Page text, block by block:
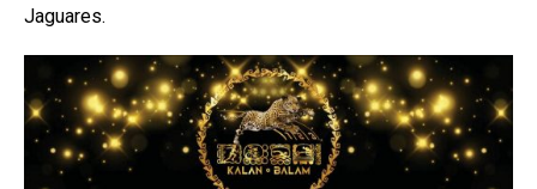
Jaguares.